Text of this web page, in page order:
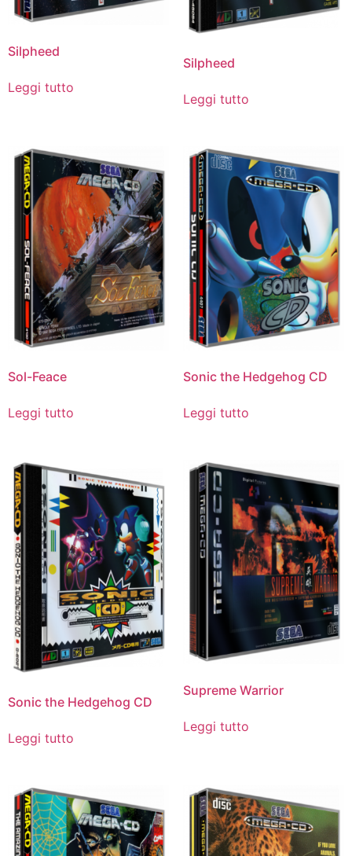
Silpheed
Leggi tutto
Silpheed
Leggi tutto
Sol-Feace
Leggi tutto
Sonic the Hedgehog CD
Leggi tutto
Sonic the Hedgehog CD
Leggi tutto
Supreme Warrior
Leggi tutto